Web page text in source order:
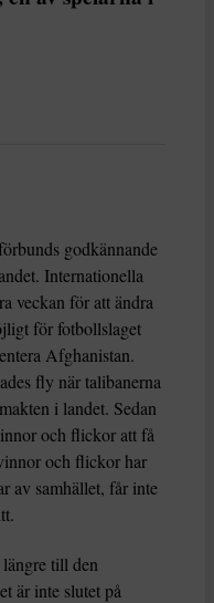
godkännande
Internationella
veckan för att ändra
för fotbollslaget
Afghanistan.
fly när talibanerna
i landet. Sedan
och flickor att få
och flickor har
av samhället, får inte
till den
är inte slutet på